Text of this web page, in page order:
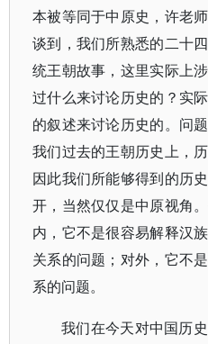
本被等同于中原史，许老
谈到，我们所熟悉的二十
统王朝故事，这里实际上
过什么来讨论历史的？实
的叙述来讨论历史的。问
我们过去的王朝历史上，
因此我们所能够得到的历
开，当然仅仅是中原视角
内，它不是很容易解释汉
关系的问题；对外，它不
系的问题。
我们在今天对中国历